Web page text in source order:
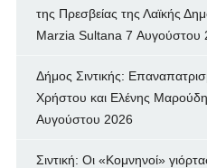
της Πρεσβείας της Λαϊκής
Marzia Sultana 7 Αυγούστου
Δήμος Σιντικής:
Χρήστου και Ελένης
Αυγούστου 2026
Σιντική: Οι «Κομνηνοί»